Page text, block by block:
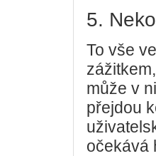
5.
To vše
může v
přejdou
očekává